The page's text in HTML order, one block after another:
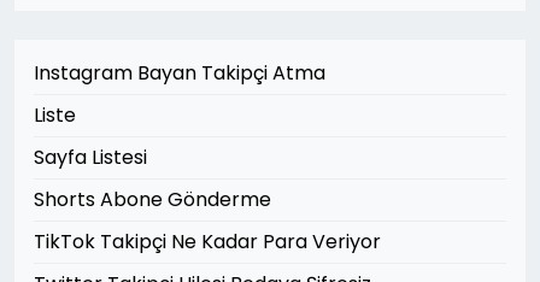
Instagram Bayan Takipçi Atma
Liste
Sayfa Listesi
Shorts Abone Gönderme
TikTok Takipçi Ne Kadar Para Veriyor